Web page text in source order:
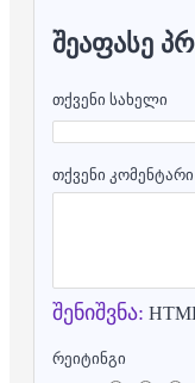
ᲨᲔᲐᲤᲐᲡᲔ
თქვენი სახელი
თქვენი კომენტარი
შენიშვნა:
რეიტინგი